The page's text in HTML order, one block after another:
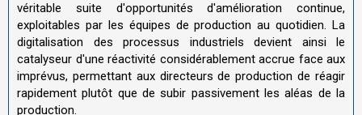
véritable suite d'opportunités d'amélioration continue,
exploitables par les équipes de production au quotidien. La
digitalisation des processus industriels devient ainsi le
catalyseur d'une réactivité considérablement accrue face aux
imprévus, permettant aux directeurs de production de réagir
rapidement plutôt que de subir passivement les aléas de la
production.